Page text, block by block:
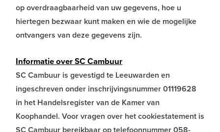
op overdraagbaarheid van uw gegevens, hoe u
hiertegen bezwaar kunt maken en wie de mogelijke
ontvangers van deze gegevens zijn.
Informatie over SC Cambuur
SC Cambuur is gevestigd te Leeuwarden en
ingeschreven onder inschrijvingsnummer 01119628
in het Handelsregister van de Kamer van
Koophandel. Voor vragen over het cookiestatement is
SC Cambuur bereikbaar op telefoonnummer 058-